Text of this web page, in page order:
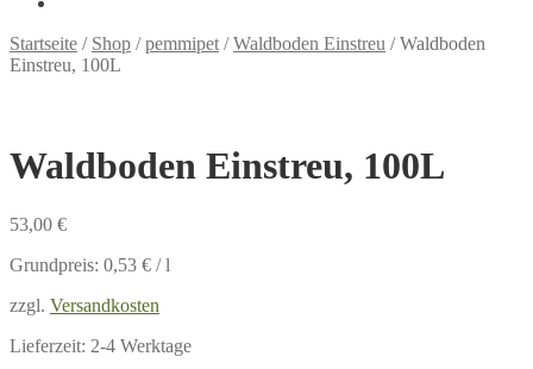
Startseite / Shop /pemmipet /Waldboden Einstreu /Waldboden
Einstreu, 100L
Waldboden Einstreu, 100L
53,00 €
Grundpreis: 0,53 € /l
zzgl. Versandkosten
Lieferzeit: 2-4 Werktage